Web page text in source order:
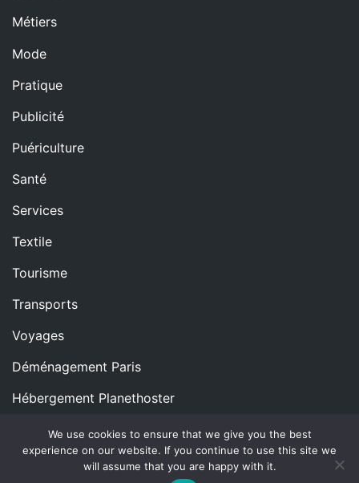
Métiers
Mode
Pratique
Publicité
Puériculture
Santé
Services
Textile
Tourisme
Transports
Voyages
Déménagement Paris
Hébergement Planethoster
Copyright © All rights reserved. Proudly powered by
Theme: Blog Nano by
We use cookies to ensure that we give you the best
experience on our website. If you continue to use this site we
will assume that you are happy with it.